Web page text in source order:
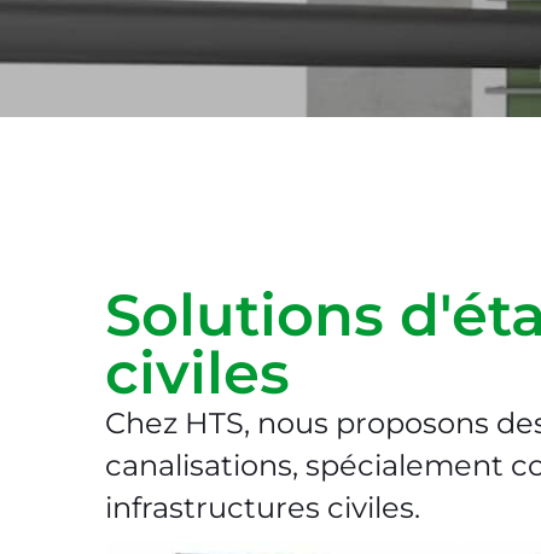
Solutions
civiles​
Chez HTS, nous proposons
canalisations, spécialement
infrastructures civiles.​